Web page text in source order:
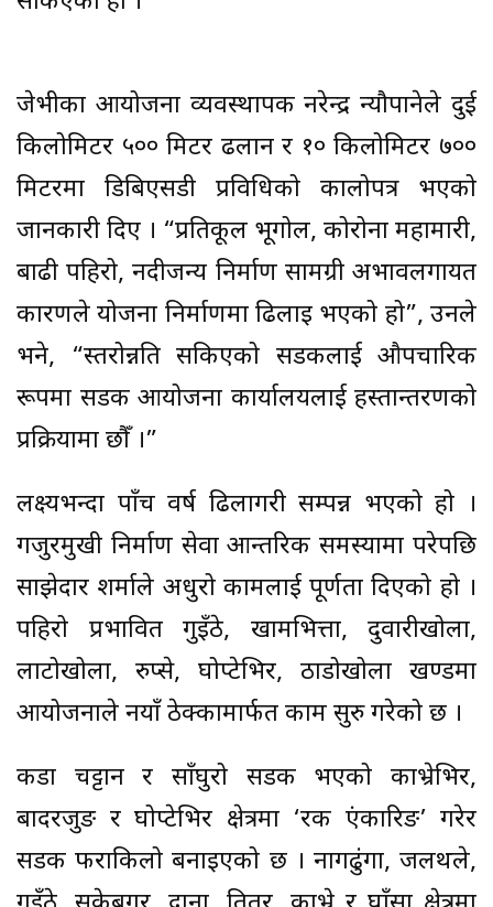
जेभीका आयोजना व्यवस्थापक नरेन्द्र न्यौपानेले दुई
किलोमिटर ५०० मिटर ढलान र १० किलोमिटर ७००
मिटरमा डिबिएसडी प्रविधिको कालोपत्र भएको
जानकारी दिए । “प्रतिकूल भूगोल, कोरोना महामारी,
बाढी पहिरो, नदीजन्य निर्माण सामग्री अभावलगायत
कारणले योजना निर्माणमा ढिलाइ भएको हो”, उनले
भने, “स्तरोन्नति सकिएको सडकलाई औपचारिक
रूपमा सडक आयोजना कार्यालयलाई हस्तान्तरणको
प्रक्रियामा छौँ ।”
लक्ष्यभन्दा पाँच वर्ष ढिलागरी सम्पन्न भएको हो ।
गजुरमुखी निर्माण सेवा आन्तरिक समस्यामा परेपछि
साझेदार शर्माले अधुरो कामलाई पूर्णता दिएको हो ।
पहिरो प्रभावित गुइँठे, खामभित्ता, दुवारीखोला,
लाटोखोला, रुप्से, घोप्टेभिर, ठाडोखोला खण्डमा
आयोजनाले नयाँ ठेक्कामार्फत काम सुरु गरेको छ ।
कडा चट्टान र साँघुरो सडक भएको काभ्रेभिर,
बादरजुङ र घोप्टेभिर क्षेत्रमा ‘रक एंकारिङ’ गरेर
सडक फराकिलो बनाइएको छ । नागढुंगा, जलथले,